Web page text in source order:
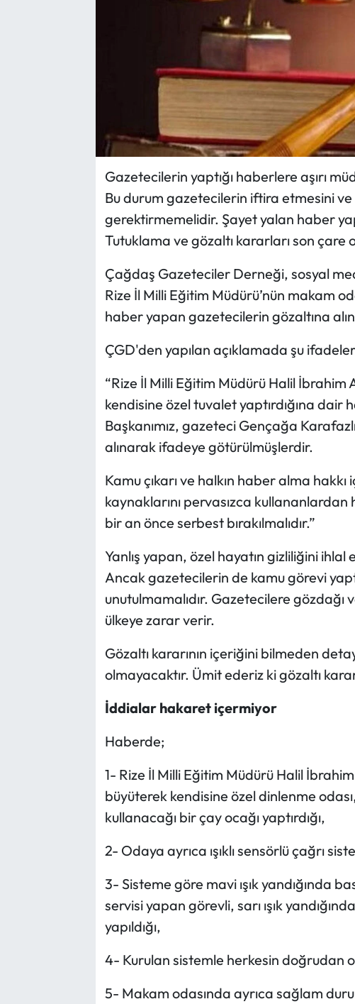
Gazetecilerin yaptığı haberlere aşırı
Bu durum gazetecilerin iftira etmesini ve
gerektirmemelidir. Şayet yalan haber
Tutuklama ve gözaltı kararları son çare
Çağdaş Gazeteciler Derneği, sosyal
Rize İl Milli Eğitim Müdürü’nün makam
haber yapan gazetecilerin gözaltına
ÇGD'den yapılan açıklamada şu ifadeler
“Rize İl Milli Eğitim Müdürü Halil İbrahim
kendisine özel tuvalet yaptırdığına
Başkanımız, gazeteci Gençağa
alınarak ifadeye götürülmüşlerdir.
Kamu çıkarı ve halkın haber alma
kaynaklarını pervasızca kullananlardan
bir an önce serbest bırakılmalıdır.”
Yanlış yapan, özel hayatın gizliliğini
Ancak gazetecilerin de kamu görevi
unutulmamalıdır. Gazetecilere
ülkeye zarar verir.
Gözaltı kararının içeriğini bilmeden
olmayacaktır. Ümit ederiz ki gözaltı
İddialar hakaret içermiyor
Haberde;
1- Rize İl Milli Eğitim Müdürü Halil
büyüterek kendisine özel dinlenme
kullanacağı bir çay ocağı yaptırdığı,
2- Odaya ayrıca ışıklı sensörlü çağrı
3- Sisteme göre mavi ışık yandığında
servisi yapan görevli, sarı ışık
yapıldığı,
4- Kurulan sistemle herkesin doğrudan
5- Makam odasında ayrıca sağlam